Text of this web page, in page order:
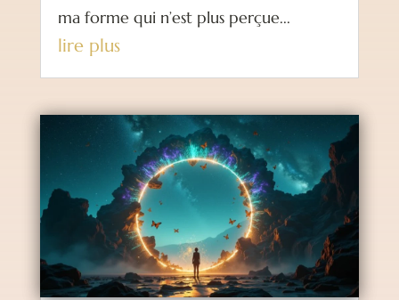
ma forme qui n’est plus perçue...
lire plus